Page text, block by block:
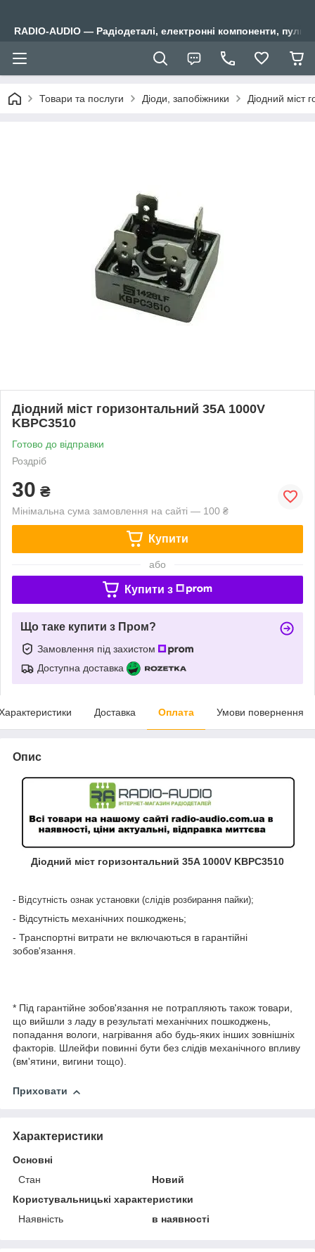
RADIO-AUDIO — Радіодеталі, електронні компоненти,
Товари та послуги Діоди, запобіжники Діодний міст
Діодний міст горизонтальний 35A 1000V
KBPC3510
Готово до відправки
Роздріб
30 ₴
Мінімальна сума замовлення на сайті — 100 ₴
Купити
або
Купити з
Що таке купити з Пром?
Замовлення під захистом
Доступна доставка
Доставка Оплата Умови повернення
Опис
Діодний міст горизонтальний 35A 1000V KBPC3510
- Відсутність ознак установки (слідів розбирання пайки);
- Відсутність механічних пошкоджень;
- Транспортні витрати не включаються в гарантійні
зобов'язання.
* Під гарантійне зобов'язання не потрапляють також товари,
що вийшли з ладу в результаті механічних пошкоджень,
попадання вологи, нагрівання або будь-яких інших зовнішніх
факторів. Шлейфи повинні бути без слідів механічного впливу
(вм'ятини, вигини тощо).
Приховати
Характеристики
Основні
Стан
Новий
Користувальницькі характеристики
Наявність
в наявності